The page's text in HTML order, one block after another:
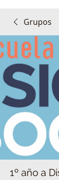
Grupos
1º año a